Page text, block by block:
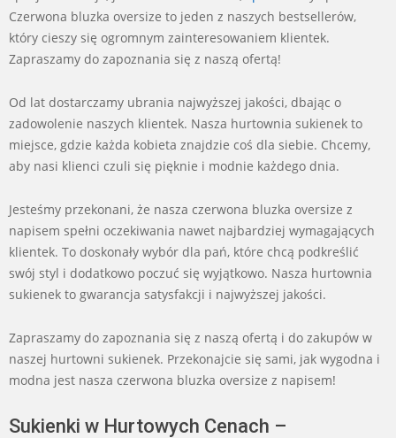
Czerwona bluzka oversize to jeden z naszych bestsellerów,
który cieszy się ogromnym zainteresowaniem klientek.
Zapraszamy do zapoznania się z naszą ofertą!
Od lat dostarczamy ubrania najwyższej jakości, dbając o
zadowolenie naszych klientek. Nasza hurtownia sukienek to
miejsce, gdzie każda kobieta znajdzie coś dla siebie. Chcemy,
aby nasi klienci czuli się pięknie i modnie każdego dnia.
Jesteśmy przekonani, że nasza czerwona bluzka oversize z
napisem spełni oczekiwania nawet najbardziej wymagających
klientek. To doskonały wybór dla pań, które chcą podkreślić
swój styl i dodatkowo poczuć się wyjątkowo. Nasza hurtownia
sukienek to gwarancja satysfakcji i najwyższej jakości.
Zapraszamy do zapoznania się z naszą ofertą i do zakupów w
naszej hurtowni sukienek. Przekonajcie się sami, jak wygodna i
modna jest nasza czerwona bluzka oversize z napisem!
Sukienki w Hurtowych Cenach –